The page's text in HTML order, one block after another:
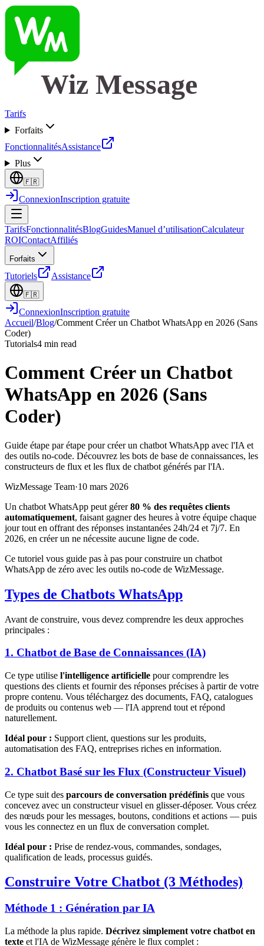
Wiz Message
Tarifs
Forfaits
FonctionnalitésAssistance
Plus
🇫🇷
ConnexionInscription gratuite
TarifsFonctionnalitésBlogGuidesManuel d’utilisationCalculateur
ROIContactAffiliés
Forfaits
Tutoriels Assistance
🇫🇷
ConnexionInscription gratuite
Accueil/Blog/Comment Créer un Chatbot WhatsApp en 2026 (Sans
Coder)
Tutorials4 min read
Comment Créer un Chatbot
WhatsApp en 2026 (Sans
Coder)
Guide étape par étape pour créer un chatbot WhatsApp avec l'IA et
des outils no-code. Découvrez les bots de base de connaissances, les
constructeurs de flux et les flux de chatbot générés par l'IA.
WizMessage Team·10 mars 2026
Un chatbot WhatsApp peut gérer80 % des requêtes clients
automatiquement, faisant gagner des heures à votre équipe chaque
jour tout en offrant des réponses instantanées 24h/24 et 7j/7. En
2026, en créer un ne nécessite aucune ligne de code.
Ce tutoriel vous guide pas à pas pour construire un chatbot
WhatsApp de zéro avec les outils no-code de WizMessage.
Types de Chatbots WhatsApp
Avant de construire, vous devez comprendre les deux approches
principales :
1. Chatbot de Base de Connaissances (IA)
Ce type utilise l'intelligence artificielle pour comprendre les
questions des clients et fournir des réponses précises à partir de votre
propre contenu. Vous téléchargez des documents, FAQ, catalogues
de produits ou contenus web — l'IA apprend tout et répond
naturellement.
Idéal pour : Support client, questions sur les produits,
automatisation des FAQ, entreprises riches en information.
2. Chatbot Basé sur les Flux (Constructeur Visuel)
Ce type suit des parcours de conversation prédéfinis que vous
concevez avec un constructeur visuel en glisser-déposer. Vous créez
des nœuds pour les messages, boutons, conditions et actions — puis
vous les connectez en un flux de conversation complet.
Idéal pour : Prise de rendez-vous, commandes, sondages,
qualification de leads, processus guidés.
Construire Votre Chatbot (3 Méthodes)
Méthode 1 : Génération par IA
La méthode la plus rapide. Décrivez simplement votre chatbot en
texte et l'IA de WizMessage génère le flux complet :